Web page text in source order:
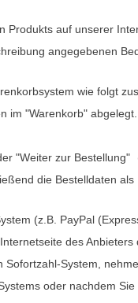
Produkts auf unserer
angegebenen
wie folgt
im "Warenkorb"
"Weiter zur Bestellung"
die Bestelldaten als
(z.B. PayPal
des Anbieters
System,
oder nachdem